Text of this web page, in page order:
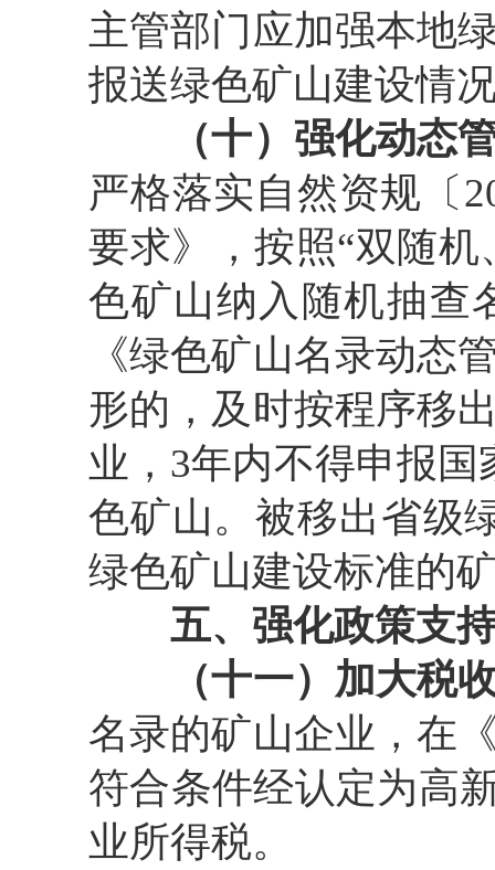
主管部门应加强本地
报送绿色矿山建设情
（十）强化动态
严格落实自然资规〔
要求》，按照“双随机
色矿山纳入随机抽查
《绿色矿山名录动态
形的，及时按程序移
业， 3年内不得申报国
色矿山。被移出省级
绿色矿山建设标准的
五、强化政策支
（十一）加大税
名录的矿山企业，在
符合条件经认定为高
业所得税。